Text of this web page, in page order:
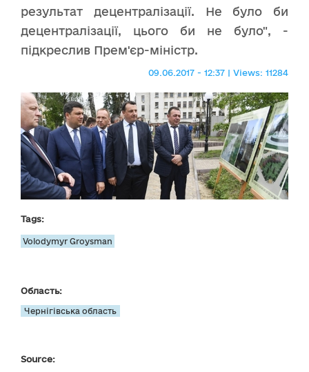
результат децентралізації. Не було би
децентралізації, цього би не було", -
підкреслив Прем'єр-міністр.
09.06.2017 - 12:37 | Views: 11284
Tags:
Volodymyr Groysman
Область:
Чернігівська область
Source: